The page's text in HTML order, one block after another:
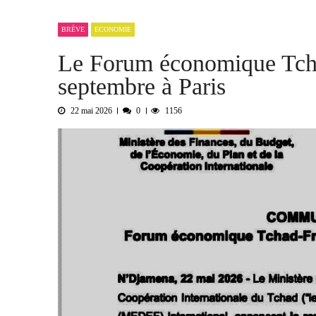
Tchad : la Hama suspend l’examen
Boko Haram et la nouvelle donne
BRÈVE ECONOMIE
Le Forum économique
septembre à Paris
22 mai 2026 0 1156